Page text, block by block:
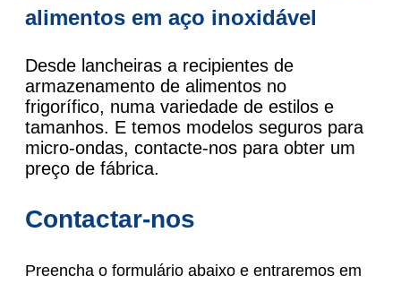
alimentos em aço inoxidável
Desde lancheiras a recipientes de
armazenamento de alimentos no
frigorífico, numa variedade de estilos e
tamanhos. E temos modelos seguros para
micro-ondas, contacte-nos para obter um
preço de fábrica.
Contactar-nos
Preencha o formulário abaixo e entraremos em